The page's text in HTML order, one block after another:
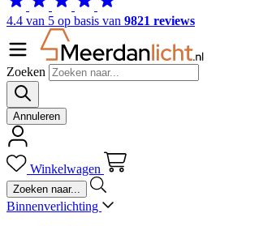
4.4 van 5 op basis van 9821 reviews
Zoeken
Annuleren
Winkelwagen
Binnenverlichting